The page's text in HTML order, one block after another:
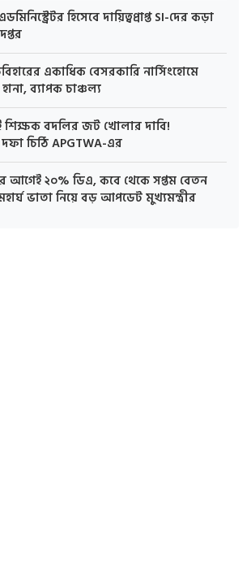
হিসেবে দায়িত্বপ্রাপ্ত SI-দের কড়া
একাধিক বেসরকারি নার্সিংহোমে
ব্যাপক চাঞ্চল্য
শিক্ষক বদলির জট খোলার দাবি!
দফা চিঠি APGTWA-এর
আগেই ২০% ডিএ, কবে থেকে সপ্তম বেতন
ভাতা নিয়ে বড় আপডেট মুখ্যমন্ত্রীর